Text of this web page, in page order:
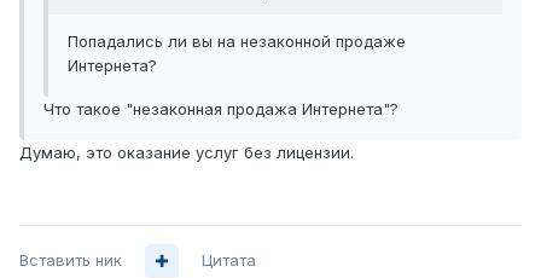
Попадались ли вы на незаконной продаже
Интернета?
Что такое "незаконная продажа Интернета"?
Думаю, это оказание услуг без лицензии.
Вставить ник Цитата